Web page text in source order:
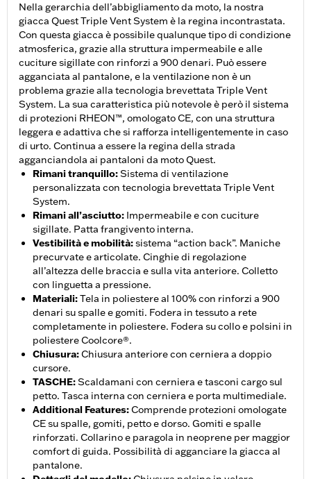
Nella gerarchia dell’abbigliamento da moto, la nostra
giacca Quest Triple Vent System è la regina incontrastata.
Con questa giacca è possibile qualunque tipo di condizione
atmosferica, grazie alla struttura impermeabile e alle
cuciture sigillate con rinforzi a 900 denari. Può essere
agganciata al pantalone, e la ventilazione non è un
problema grazie alla tecnologia brevettata Triple Vent
System. La sua caratteristica più notevole è però il sistema
di protezioni RHEON™, omologato CE, con una struttura
leggera e adattiva che si rafforza intelligentemente in caso
di urto. Continua a essere la regina della strada
agganciandola ai pantaloni da moto Quest.
Rimani tranquillo:Sistema di ventilazione
personalizzata con tecnologia brevettata Triple Vent
System.
Rimani all’asciutto: Impermeabile e con cuciture
sigillate. Patta frangivento interna.
Vestibilità e mobilità:sistema “action back”. Maniche
precurvate e articolate. Cinghie di regolazione
all’altezza delle braccia e sulla vita anteriore. Colletto
con linguetta a pressione.
Materiali:Tela in poliestere al 100% con rinforzi a 900
denari su spalle e gomiti. Fodera in tessuto a rete
completamente in poliestere. Fodera su collo e polsini in
poliestere Coolcore®.
Chiusura:Chiusura anteriore con cerniera a doppio
cursore.
TASCHE:Scaldamani con cerniera e tasconi cargo sul
petto. Tasca interna con cerniera e porta multimediale.
Additional Features:Comprende protezioni omologate
CE su spalle, gomiti, petto e dorso. Gomiti e spalle
rinforzati. Collarino e paragola in neoprene per maggior
comfort di guida. Possibilità di agganciare la giacca al
pantalone.